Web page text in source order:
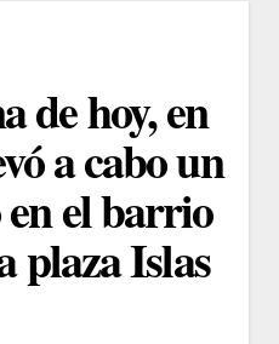
de hoy, en
a cabo un
el barrio
plaza Islas